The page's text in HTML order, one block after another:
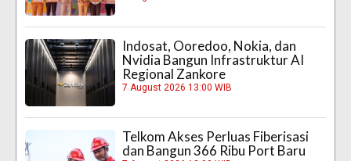
Indosat, Ooredoo, Nokia, dan
Nvidia Bangun Infrastruktur AI
Regional Zankore
7 August 2026 13:00 WIB
Telkom Akses Perluas Fiberisasi
dan Bangun 366 Ribu Port Baru